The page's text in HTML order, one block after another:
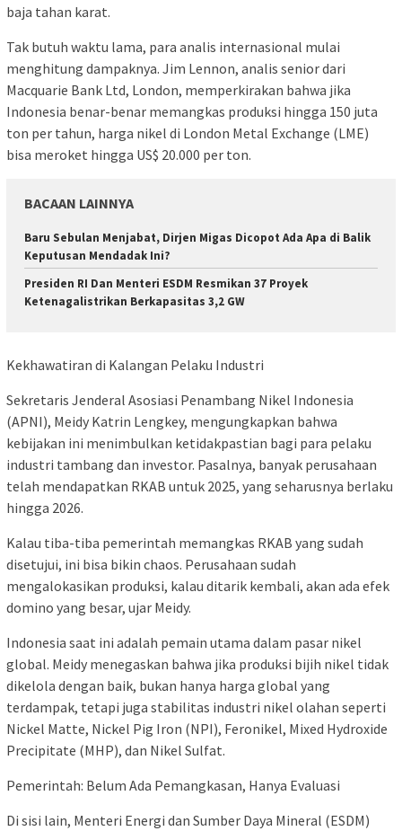
baja tahan karat.
Tak butuh waktu lama, para analis internasional mulai
menghitung dampaknya. Jim Lennon, analis senior dari
Macquarie Bank Ltd, London, memperkirakan bahwa jika
Indonesia benar-benar memangkas produksi hingga 150 juta
ton per tahun, harga nikel di London Metal Exchange (LME)
bisa meroket hingga US$ 20.000 per ton.
BACAAN LAINNYA
Baru Sebulan Menjabat, Dirjen Migas Dicopot Ada Apa di Balik
Keputusan Mendadak Ini?
Presiden RI Dan Menteri ESDM Resmikan 37 Proyek
Ketenagalistrikan Berkapasitas 3,2 GW
Kekhawatiran di Kalangan Pelaku Industri
Sekretaris Jenderal Asosiasi Penambang Nikel Indonesia
(APNI), Meidy Katrin Lengkey, mengungkapkan bahwa
kebijakan ini menimbulkan ketidakpastian bagi para pelaku
industri tambang dan investor. Pasalnya, banyak perusahaan
telah mendapatkan RKAB untuk 2025, yang seharusnya berlaku
hingga 2026.
Kalau tiba-tiba pemerintah memangkas RKAB yang sudah
disetujui, ini bisa bikin chaos. Perusahaan sudah
mengalokasikan produksi, kalau ditarik kembali, akan ada efek
domino yang besar, ujar Meidy.
Indonesia saat ini adalah pemain utama dalam pasar nikel
global. Meidy menegaskan bahwa jika produksi bijih nikel tidak
dikelola dengan baik, bukan hanya harga global yang
terdampak, tetapi juga stabilitas industri nikel olahan seperti
Nickel Matte, Nickel Pig Iron (NPI), Feronikel, Mixed Hydroxide
Precipitate (MHP), dan Nikel Sulfat.
Pemerintah: Belum Ada Pemangkasan, Hanya Evaluasi
Di sisi lain, Menteri Energi dan Sumber Daya Mineral (ESDM)